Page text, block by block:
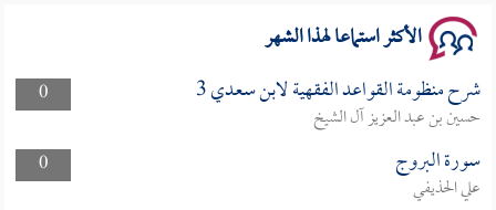
الأكثر استماعا لهذا الشهر
0 شرح منظومة القواعد الفقهية لابن سعدي 3
حسين بن عبد العزيز آل الشيخ
0
سورة البروج
علي الحذيفي